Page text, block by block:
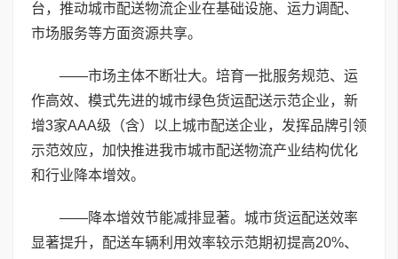
台，推动城市配送物流企业在基础设施、运力调配、
市场服务等方面资源共享。
——市场主体不断壮大。培育一批服务规范、运
作高效、模式先进的城市绿色货运配送示范企业，新
增3家AAA级（含）以上城市配送企业，发挥品牌引领
示范效应，加快推进我市城市配送物流产业结构优化
和行业降本增效。
——降本增效节能减排显著。城市货运配送效率
显著提升，配送车辆利用效率较示范期初提高20%、